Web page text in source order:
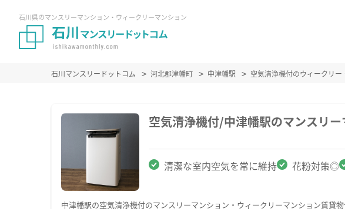
石川県のマンスリーマンション・ウィークリーマンション
石川マンスリードットコム 河北郡津幡町 中津幡駅 空気清浄機付のウィークリ
空気清浄機付/中津幡駅のマンスリ
清潔な室内空気を常に維持 花粉対策◎
中津幡駅の空気清浄機付のマンスリーマンション・ウィークリーマンション賃